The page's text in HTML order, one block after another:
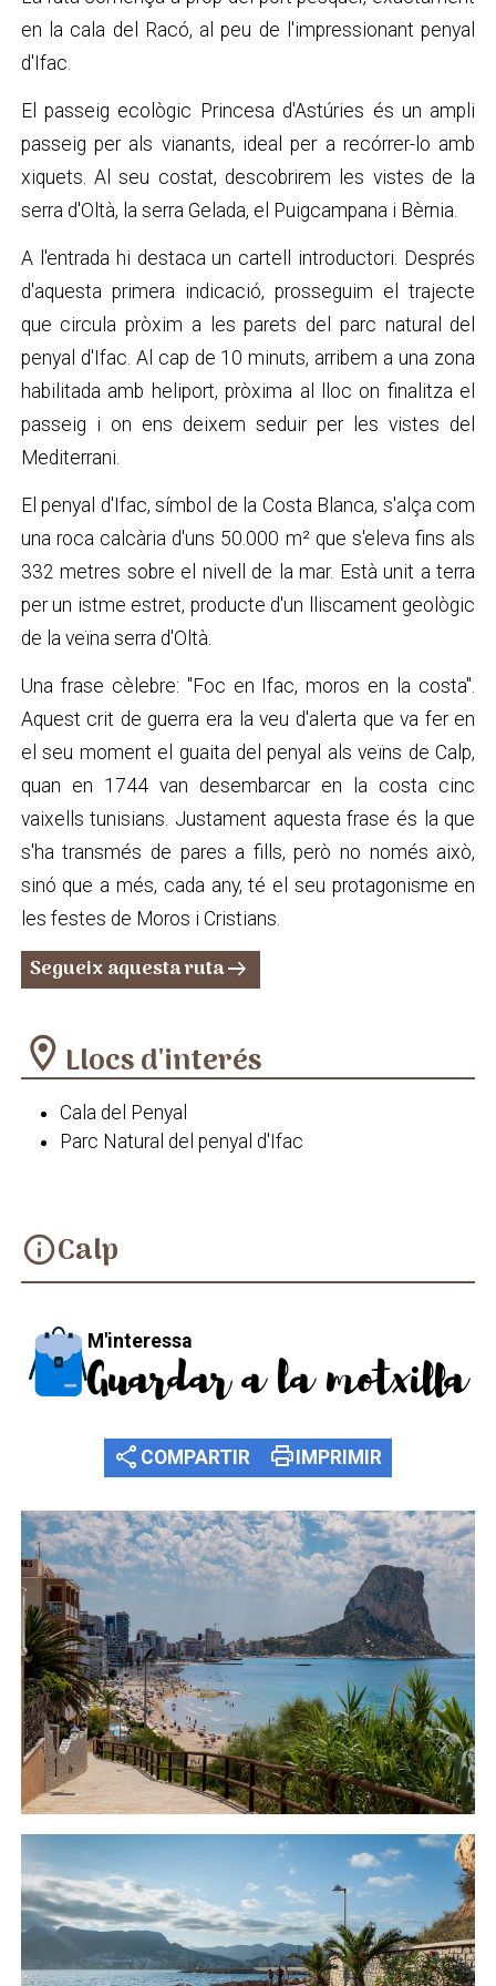
en la cala del Racó, al peu de l'impressionant penyal
d'Ifac.
El passeig ecològic Princesa d'Astúries és un ampli
passeig per als vianants, ideal per a recórrer-lo amb
xiquets. Al seu costat, descobrirem les vistes de la
serra d'Oltà, la serra Gelada, el Puigcampana i Bèrnia.
A l'entrada hi destaca un cartell introductori. Després
d'aquesta primera indicació, prosseguim el trajecte
que circula pròxim a les parets del parc natural del
penyal d'Ifac. Al cap de 10 minuts, arribem a una zona
habilitada amb heliport, pròxima al lloc on finalitza el
passeig i on ens deixem seduir per les vistes del
Mediterrani.
El penyal d'Ifac, símbol de la Costa Blanca, s'alça com
una roca calcària d'uns 50.000 m² que s'eleva fins als
332 metres sobre el nivell de la mar. Està unit a terra
per un istme estret, producte d'un lliscament geològic
de la veïna serra d'Oltà.
Una frase cèlebre: "Foc en Ifac, moros en la costa".
Aquest crit de guerra era la veu d'alerta que va fer en
el seu moment el guaita del penyal als veïns de Calp,
quan en 1744 van desembarcar en la costa cinc
vaixells tunisians. Justament aquesta frase és la que
s'ha transmés de pares a fills, però no només això,
sinó que a més, cada any, té el seu protagonisme en
les festes de Moros i Cristians.
Segueix aquesta rutaarrow_right_alt
location_on Llocs d'interés
Cala del Penyal
Parc Natural del penyal d'Ifac
infoCalp
M'interessa
Guardar a la motxilla
share COMPARTIR print IMPRIMIR